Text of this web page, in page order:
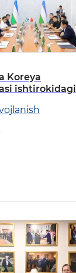
Koreya
ishtirokidagi